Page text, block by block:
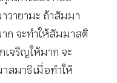
วายามะ ถ้าสัมมา
าก จะทำให้สัมมาสติ
จริญให้มาก จะ
สมาธิเมื่อทำให้